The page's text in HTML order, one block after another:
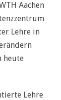
Aachen
Lehre in
heute
Lehre